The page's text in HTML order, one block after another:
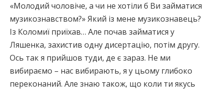
«Молодий чоловіче, а чи не хотіли б Ви займатися
музикознавством?» Який із мене музикознавець?
Із Коломиї приїхав… Але почав займатися у
Ляшенка, захистив одну дисертацію, потім другу.
Ось так я прийшов туди, де є зараз. Не ми
вибираємо – нас вибирають, я у цьому глибоко
переконаний. Але знаю також, що коли ти якусь